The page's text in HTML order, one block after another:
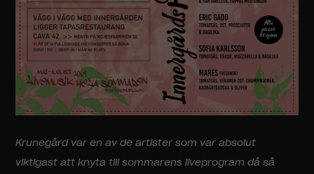
Krunegård var en av de artister som var absolut
viktigast att knyta till sommarens liveprogram då så